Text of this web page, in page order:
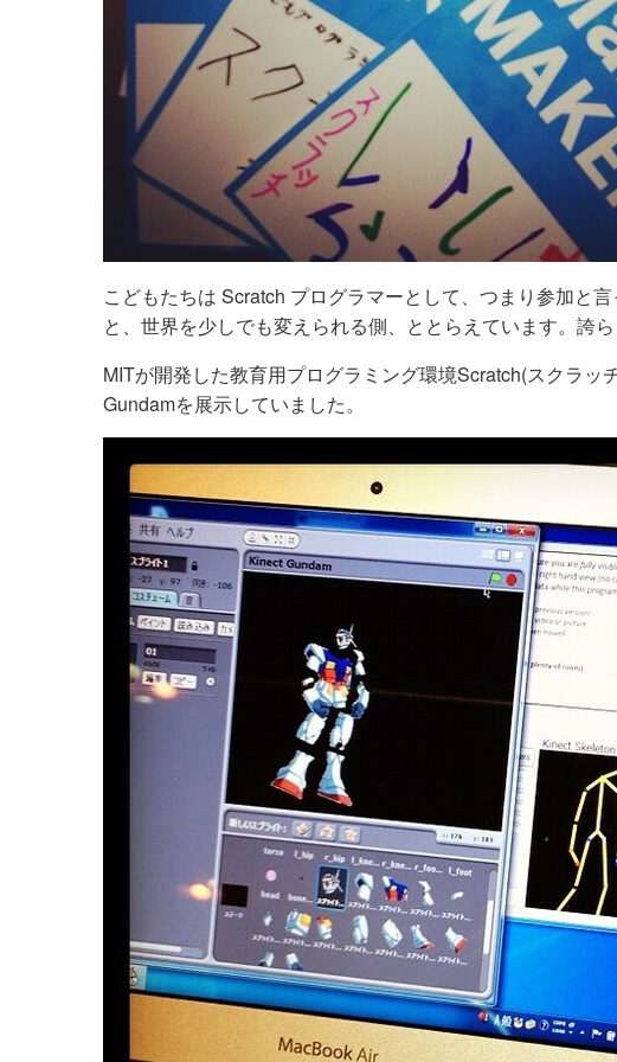
こどもたちは Scratch プログラマーとして、つまり参加と
と、世界を少しでも変えられる側、ととらえています。誇ら
MITが開発した教育用プログラミング環境Scratch(スクラ
Gundamを展示していました。